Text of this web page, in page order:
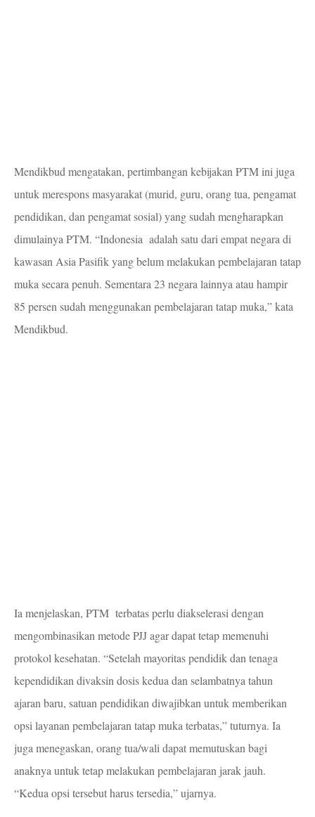
Mendikbud mengatakan, pertimbangan kebijakan PTM ini juga
untuk merespons masyarakat (murid, guru, orang tua, pengamat
pendidikan, dan pengamat sosial) yang sudah mengharapkan
dimulainya PTM. “Indonesia adalah satu dari empat negara di
kawasan Asia Pasifik yang belum melakukan pembelajaran tatap
muka secara penuh. Sementara 23 negara lainnya atau hampir
85 persen sudah menggunakan pembelajaran tatap muka,” kata
Mendikbud.
Ia menjelaskan, PTM terbatas perlu diakselerasi dengan
mengombinasikan metode PJJ agar dapat tetap memenuhi
protokol kesehatan. “Setelah mayoritas pendidik dan tenaga
kependidikan divaksin dosis kedua dan selambatnya tahun
ajaran baru, satuan pendidikan diwajibkan untuk memberikan
opsi layanan pembelajaran tatap muka terbatas,” tuturnya. Ia
juga menegaskan, orang tua/wali dapat memutuskan bagi
anaknya untuk tetap melakukan pembelajaran jarak jauh.
“Kedua opsi tersebut harus tersedia,” ujarnya.